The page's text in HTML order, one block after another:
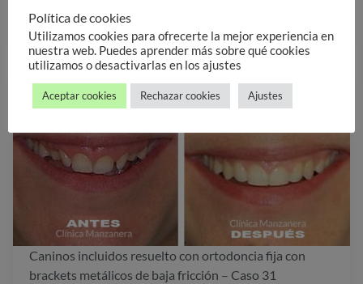
Caninos incluidos resuelto con ortodoncia fija con
brackets metálicos de baja fricción – Caso 31
Política de cookies
Utilizamos cookies para ofrecerte la mejor experiencia en
nuestra web. Puedes aprender más sobre qué cookies
utilizamos o desactivarlas en los ajustes
Aceptar cookies Rechazar cookies Ajustes